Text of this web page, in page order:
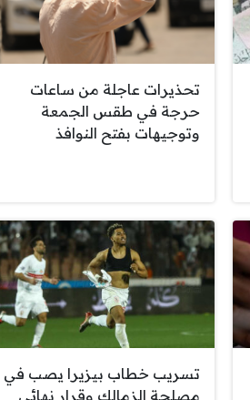
تحذيرات عاجلة من ساعات
حرجة في طقس الجمعة
وتوجيهات بفتح النوافذ
تسريب خطاب بيزيرا يصب في
مصلحة الزمالك وقرار نهائي